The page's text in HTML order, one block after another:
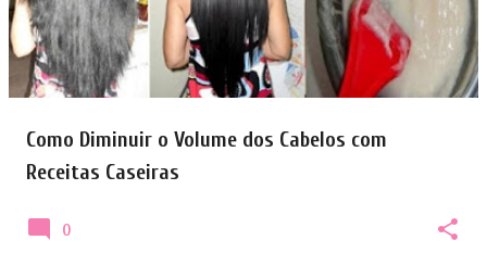
Como Diminuir o Volume dos Cabelos com
Receitas Caseiras
0